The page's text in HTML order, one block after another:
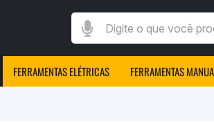
Digite o que você procura
FERRAMENTAS ELÉTRICAS FERRAMENTAS